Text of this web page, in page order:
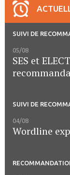
SUIVI DE
05/08
SES et
SUIVI DE
04/08
Wordline